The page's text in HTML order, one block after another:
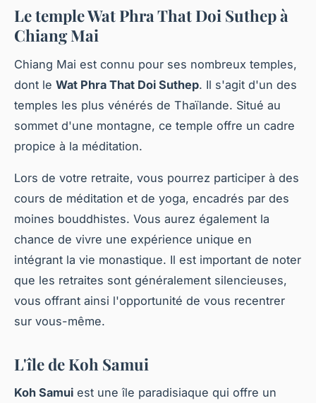
Le temple Wat Phra That Doi Suthep à
Chiang Mai
Chiang Mai est connu pour ses nombreux temples,
dont le Wat Phra That Doi Suthep. Il s'agit d'un des
temples les plus vénérés de Thaïlande. Situé au
sommet d'une montagne, ce temple offre un cadre
propice à la méditation.
Lors de votre retraite, vous pourrez participer à des
cours de méditation et de yoga, encadrés par des
moines bouddhistes. Vous aurez également la
chance de vivre une expérience unique en
intégrant la vie monastique. Il est important de noter
que les retraites sont généralement silencieuses,
vous offrant ainsi l'opportunité de vous recentrer
sur vous-même.
L'île de Koh Samui
Koh Samui est une île paradisiaque qui offre un